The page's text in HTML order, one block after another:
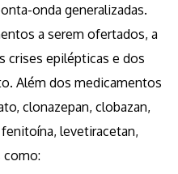
onda generalizadas.
a serem ofertados, a
crises epilépticas e dos
Além dos medicamentos
clonazepan, clobazan,
levetiracetan,
como: